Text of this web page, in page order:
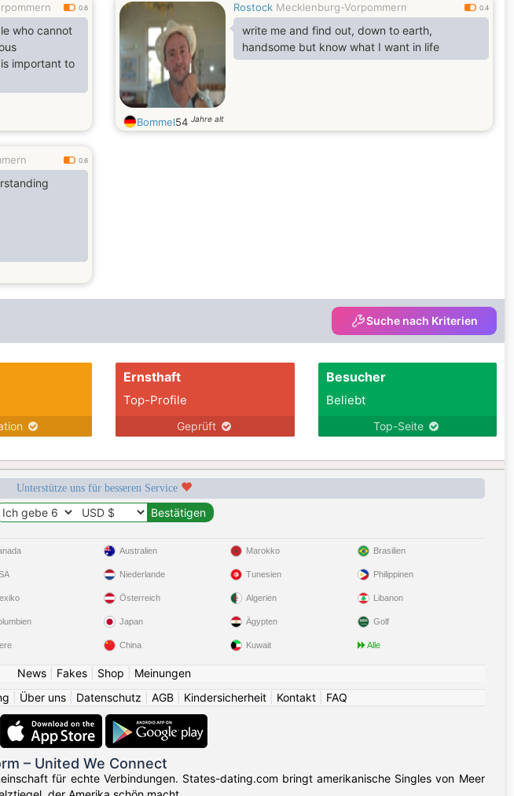
0.6
who cannot
important to
Rostock Mecklenburg-Vorpommern 0.4
write me and find out, down to earth,
handsome but know what I want in life
Bommel54 Jahre alt
0.6
Suche nach Kriterien
Ernsthaft
Top-Profile
Geprüft
Besucher
Beliebt
Top-Seite
Unterstütze uns für besseren Service
Australien
Niederlande
Österreich
Japan
China
Marokko
Tunesien
Algerien
Ägypten
Kuwait
Brasilien
Philippinen
Libanon
Golf
Alle
News| Fakes| Shop
Meinungen
Über uns Datenschutz AGB Kindersicherheit Kontakt FAQ
– United We Connect
für echte Verbindungen. States-dating.com bringt amerikanische Singles von Meer